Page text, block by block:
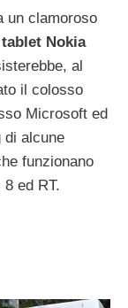
un clamoroso
tablet Nokia
al
il colosso
Microsoft ed
di alcune
funzionano
ed RT.